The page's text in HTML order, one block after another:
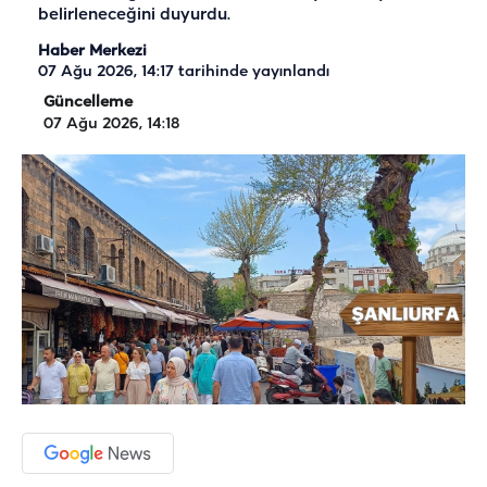
belirleneceğini duyurdu.
Haber Merkezi
07 Ağu 2026, 14:17 tarihinde yayınlandı
Güncelleme
07 Ağu 2026, 14:18